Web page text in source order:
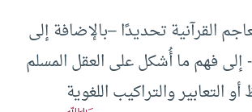
القرآنية تحديدًا –بالإضافة إلى
إلى فهم ما أُشكل على العقل المسلم
التعابير والتراكيب اللغوية